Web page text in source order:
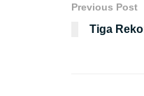
Previous Post
Tiga